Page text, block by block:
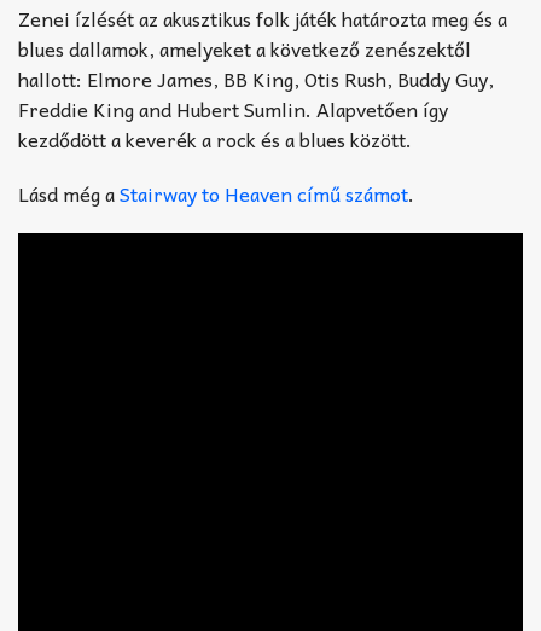
Zenei ízlését az akusztikus folk játék határozta meg és a
blues dallamok, amelyeket a következő zenészektől
hallott: Elmore James, BB King, Otis Rush, Buddy Guy,
Freddie King and Hubert Sumlin. Alapvetően így
kezdődött a keverék a rock és a blues között.
Lásd még aStairway to Heaven című számot.